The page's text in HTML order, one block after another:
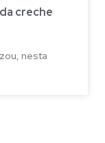
creche
nesta